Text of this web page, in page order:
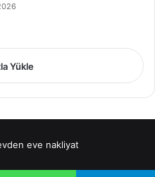
Yükle
eve nakliyat